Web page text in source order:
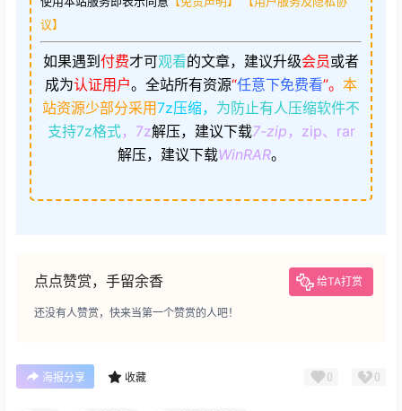
议】
如果遇到付费才可观看的文章，建议升级会员或者
成为认证用户。 全站所有资源“任意下免费看”。 本
站资源少部分采用7z压缩， 为防止有人压缩软件不
支持7z格式，7z解压，建议下载7-zip ，zip、rar
解压，建议下载WinRAR。
点点赞赏，手留余香 给TA打赏
还没有人赞赏，快来当第一个赞赏的人吧！
海报分享 收藏 0 0